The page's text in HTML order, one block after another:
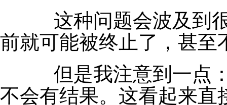
这种问题会波及到很
前就可能被终止了，甚至
但是我注意到一点：
不会有结果。这看起来直